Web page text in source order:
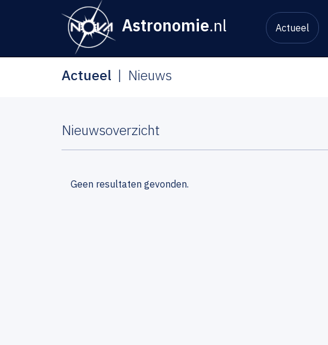
Astronomie.nl Actueel
Actueel Nieuws
Nieuwsoverzicht
Geen resultaten gevonden.